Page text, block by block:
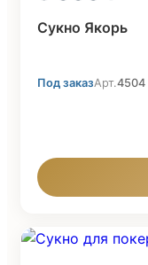
Сукно Якорь
Под заказАрт.4504